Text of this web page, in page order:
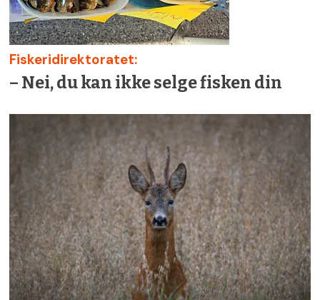
Fiskeridirektoratet:
– Nei, du kan ikke selge fisken din